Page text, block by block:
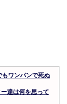
もワンパンで死ぬ
達は何を思って